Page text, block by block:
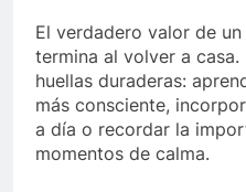
El verdadero valor de
termina al volver a casa.
huellas duraderas:
más consciente,
a día o recordar la
momentos de calma.